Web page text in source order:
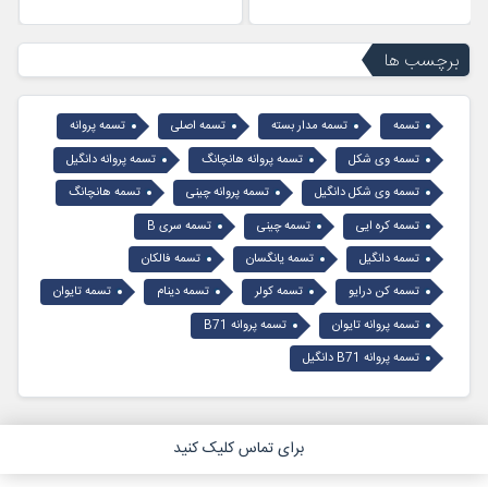
برچسب ها
تسمه تسمه مدار بسته تسمه اصلی
تسمه پروانه
تسمه وی شکل
تسمه پروانه هانچانگ
تسمه پروانه دانگیل
تسمه وی شکل دانگیل
تسمه پروانه چینی
تسمه هانچانگ
تسمه کره ایی
تسمه چینی
تسمه سری B
تسمه دانگیل
تسمه یانگسان
تسمه فالکان
تسمه کن درایو
تسمه کولر تسمه دینام
تسمه تایوان
تسمه پروانه تایوان
تسمه پروانه B71
تسمه پروانه B71 دانگیل
برای تماس کلیک کنید